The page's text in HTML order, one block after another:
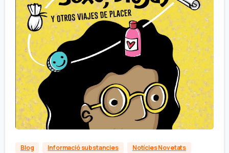
Blog Informació substancies
Notícies Novetats